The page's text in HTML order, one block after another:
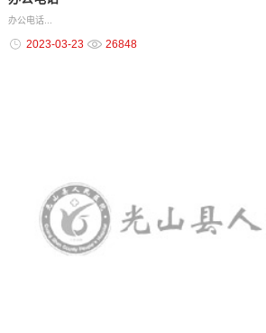
办公电话...
2023-03-23 26848